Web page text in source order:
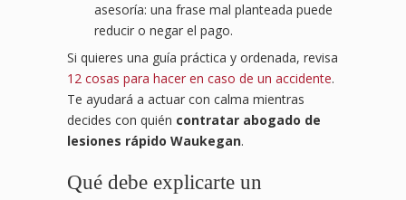
asesoría: una frase mal planteada puede
reducir o negar el pago.
Si quieres una guía práctica y ordenada, revisa
12 cosas para hacer en caso de un accidente.
Te ayudará a actuar con calma mientras
decides con quién contratar abogado de
lesiones rápido Waukegan.
Qué debe explicarte un